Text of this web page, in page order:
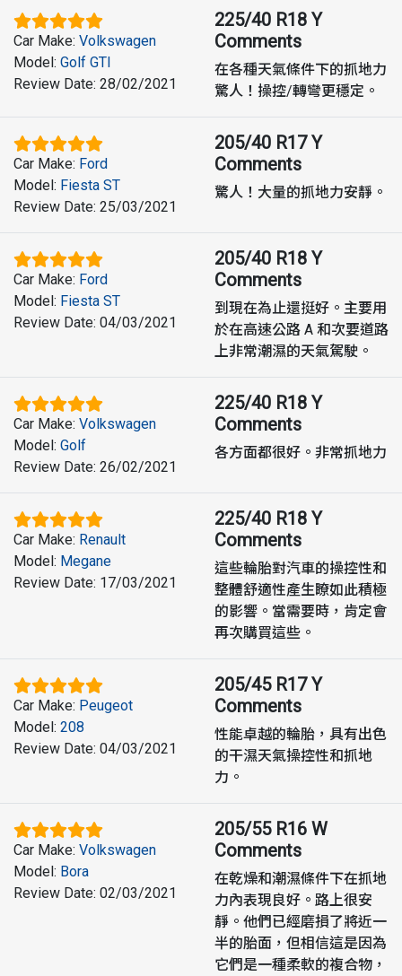
Car Make: Volkswagen
Model: Golf GTI
Review Date: 28/02/2021
225/40 R18 Y
Comments
在各種天氣條件下的抓地力
驚人！操控/轉彎更穩定。
Car Make: Ford
Model: Fiesta ST
Review Date: 25/03/2021
205/40 R17 Y
Comments
驚人！大量的抓地力安靜。
Car Make: Ford
Model: Fiesta ST
Review Date: 04/03/2021
205/40 R18 Y
Comments
到現在為止還挺好。主要用
於在高速公路 A 和次要道路
上非常潮濕的天氣駕駛。
Car Make: Volkswagen
Model: Golf
Review Date: 26/02/2021
225/40 R18 Y
Comments
各方面都很好。非常抓地力
Car Make: Renault
Model: Megane
Review Date: 17/03/2021
225/40 R18 Y
Comments
這些輪胎對汽車的操控性和
整體舒適性產生瞭如此積極
的影響。當需要時，肯定會
再次購買這些。
Car Make: Peugeot
Model: 208
Review Date: 04/03/2021
205/45 R17 Y
Comments
性能卓越的輪胎，具有出色
的干濕天氣操控性和抓地
力。
Car Make: Volkswagen
Model: Bora
Review Date: 02/03/2021
205/55 R16 W
Comments
在乾燥和潮濕條件下在抓地
力內表現良好。路上很安
靜。他們已經磨損了將近一
半的胎面，但相信這是因為
它們是一種柔軟的複合物，